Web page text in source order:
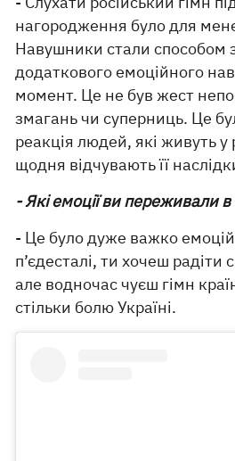
нагородження було для
Навушники стали способом
додаткового емоційного
момент. Це не був жест
змагань чи суперниць. Це
реакція людей, які живуть у
щодня відчувають її
- Які емоції ви переживали
- Це було дуже важко
п’єдесталі, ти хочеш радіти
але водночас чуєш гімн
стільки болю Україні.